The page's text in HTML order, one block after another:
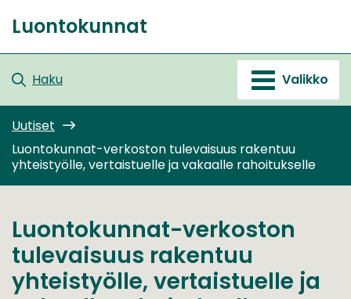
sisältöön
Etusivu
Luontokunnat
Haku Valikko
Uutiset
Luontokunnat-verkoston tulevaisuus rakentuu
yhteistyölle, vertaistuelle ja vakaalle rahoitukselle
Luontokunnat-verkoston
tulevaisuus rakentuu
yhteistyölle, vertaistuelle ja